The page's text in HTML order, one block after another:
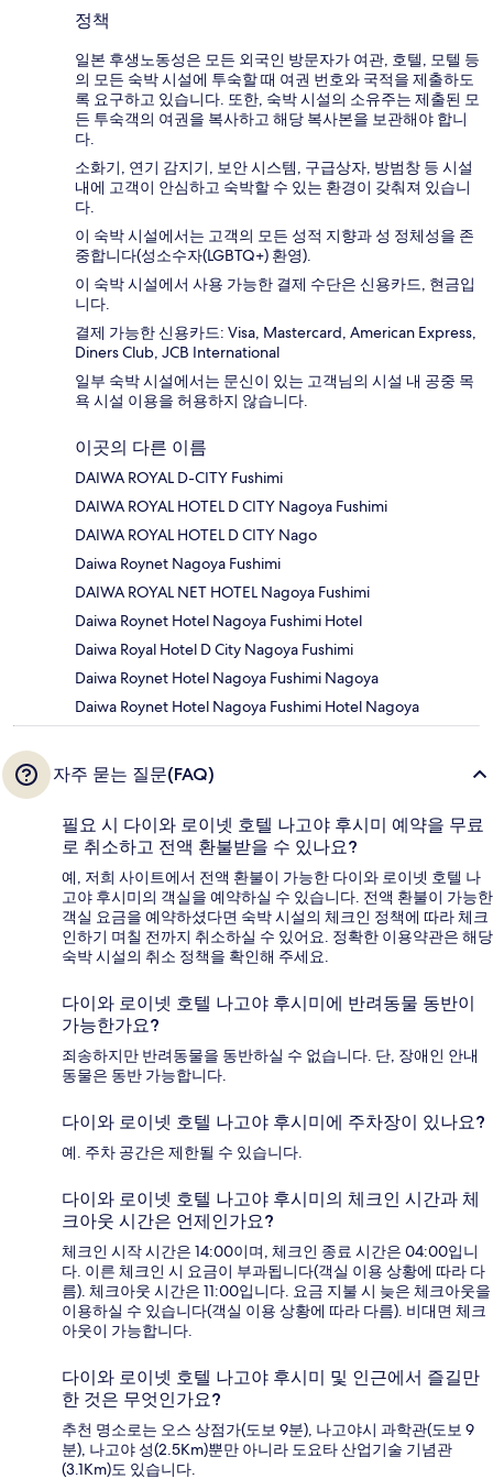
정책
일본 후생노동성은 모든 외국인 방문자가 여관, 호텔, 모텔 등
의 모든 숙박 시설에 투숙할 때 여권 번호와 국적을 제출하도
록 요구하고 있습니다. 또한, 숙박 시설의 소유주는 제출된 모
든 투숙객의 여권을 복사하고 해당 복사본을 보관해야 합니
다.
소화기, 연기 감지기, 보안 시스템, 구급상자, 방범창 등 시설
내에 고객이 안심하고 숙박할 수 있는 환경이 갖춰져 있습니
다.
이 숙박 시설에서는 고객의 모든 성적 지향과 성 정체성을 존
중합니다(성소수자(LGBTQ+) 환영).
이 숙박 시설에서 사용 가능한 결제 수단은 신용카드, 현금입
니다.
결제 가능한 신용카드: Visa, Mastercard, American Express,
Diners Club, JCB International
일부 숙박 시설에서는 문신이 있는 고객님의 시설 내 공중 목
욕 시설 이용을 허용하지 않습니다.
이곳의 다른 이름
DAIWA ROYAL D-CITY Fushimi
DAIWA ROYAL HOTEL D CITY Nagoya Fushimi
DAIWA ROYAL HOTEL D CITY Nago
Daiwa Roynet Nagoya Fushimi
DAIWA ROYAL NET HOTEL Nagoya Fushimi
Daiwa Roynet Hotel Nagoya Fushimi Hotel
Daiwa Royal Hotel D City Nagoya Fushimi
Daiwa Roynet Hotel Nagoya Fushimi Nagoya
Daiwa Roynet Hotel Nagoya Fushimi Hotel Nagoya
자주 묻는 질문(FAQ)
필요 시 다이와 로이넷 호텔 나고야 후시미 예약을 무료
로 취소하고 전액 환불받을 수 있나요?
예, 저희 사이트에서 전액 환불이 가능한 다이와 로이넷 호텔 나
고야 후시미의 객실을 예약하실 수 있습니다. 전액 환불이 가능한
객실 요금을 예약하셨다면 숙박 시설의 체크인 정책에 따라 체크
인하기 며칠 전까지 취소하실 수 있어요. 정확한 이용약관은 해당
숙박 시설의 취소 정책을 확인해 주세요.
다이와 로이넷 호텔 나고야 후시미에 반려동물 동반이
가능한가요?
죄송하지만 반려동물을 동반하실 수 없습니다. 단, 장애인 안내
동물은 동반 가능합니다.
다이와 로이넷 호텔 나고야 후시미에 주차장이 있나요?
예. 주차 공간은 제한될 수 있습니다.
다이와 로이넷 호텔 나고야 후시미의 체크인 시간과 체
크아웃 시간은 언제인가요?
체크인 시작 시간은 14:00이며, 체크인 종료 시간은 04:00입니
다. 이른 체크인 시 요금이 부과됩니다(객실 이용 상황에 따라 다
름). 체크아웃 시간은 11:00입니다. 요금 지불 시 늦은 체크아웃을
이용하실 수 있습니다(객실 이용 상황에 따라 다름). 비대면 체크
아웃이 가능합니다.
다이와 로이넷 호텔 나고야 후시미 및 인근에서 즐길만
한 것은 무엇인가요?
추천 명소로는 오스 상점가(도보 9분), 나고야시 과학관(도보 9
분), 나고야 성(2.5Km)뿐만 아니라 도요타 산업기술 기념관
(3.1Km)도 있습니다.